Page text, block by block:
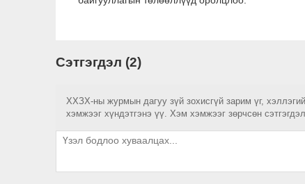
Сэтгэгдэл (2)
ХХЗХ-ны журмын дагуу зүй зохисгүй зарим үг,
хэмжээг хүндэтгэнэ үү. Хэм хэмжээг зөрчсөн